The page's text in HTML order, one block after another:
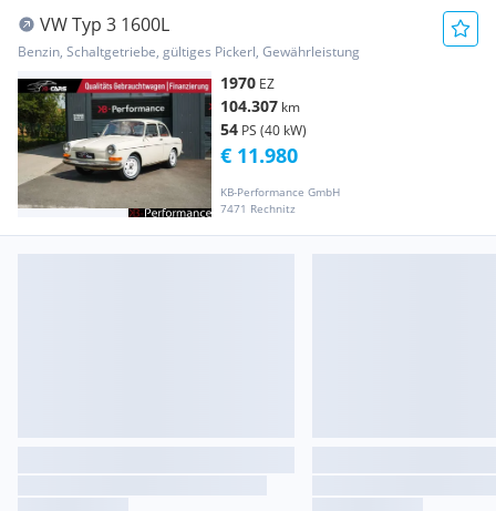
VW Typ 3 1600L
Benzin, Schaltgetriebe, gültiges Pickerl, Gewährleistung
1970 EZ
104.307 km
54 PS (40 kW)
KB-Performance GmbH
7471 Rechnitz
€ 11.980